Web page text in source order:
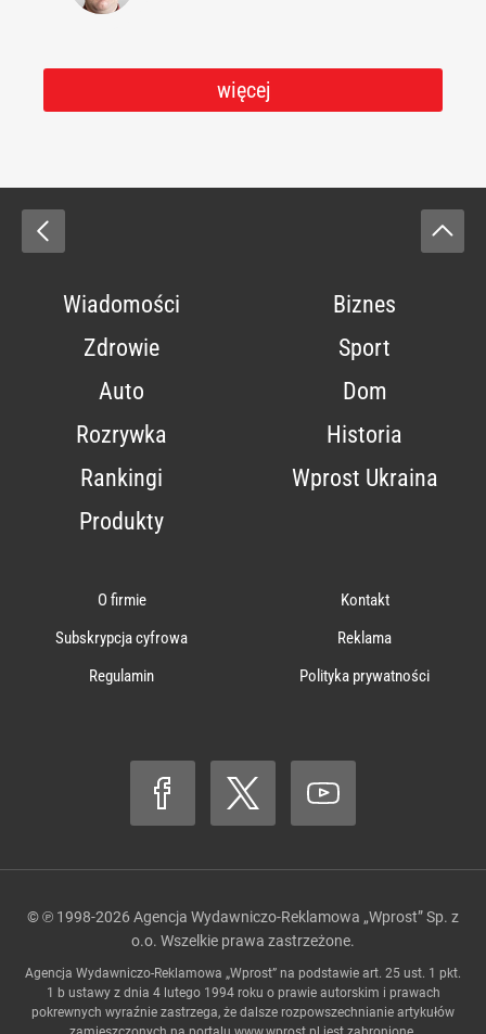
więcej
Wiadomości
Biznes
Zdrowie
Sport
Auto
Dom
Rozrywka
Historia
Rankingi
Wprost Ukraina
Produkty
O firmie
Kontakt
Subskrypcja cyfrowa
Reklama
Regulamin
Polityka prywatności
© ℗ 1998-2026 Agencja Wydawniczo-Reklamowa „Wprost” Sp. z
o.o. Wszelkie prawa zastrzeżone.
Agencja Wydawniczo-Reklamowa „Wprost” na podstawie art. 25 ust. 1 pkt.
1 b ustawy z dnia 4 lutego 1994 roku o prawie autorskim i prawach
pokrewnych wyraźnie zastrzega, że dalsze rozpowszechnianie artykułów